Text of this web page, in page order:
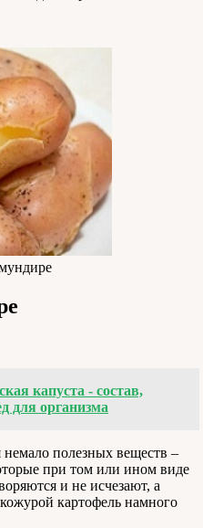
капуста - состав,
для организма
полезных веществ –
при том или ином виде
и не исчезают, а
картофель намного